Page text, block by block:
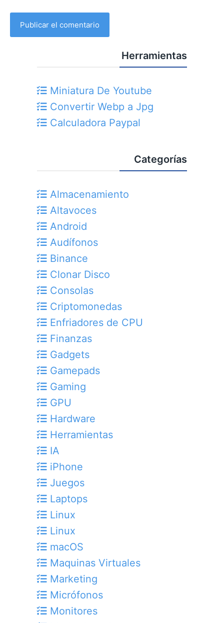
Herramientas
Miniatura De Youtube
Convertir Webp a Jpg
Calculadora Paypal
Categorías
Almacenamiento
Altavoces
Android
Audífonos
Binance
Clonar Disco
Consolas
Criptomonedas
Enfriadores de CPU
Finanzas
Gadgets
Gamepads
Gaming
GPU
Hardware
Herramientas
IA
iPhone
Juegos
Laptops
Linux
Linux
macOS
Maquinas Virtuales
Marketing
Micrófonos
Monitores